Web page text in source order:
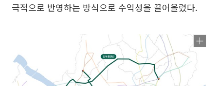
극적으로 반영하는 방식으로 수익성을 끌어올렸다.